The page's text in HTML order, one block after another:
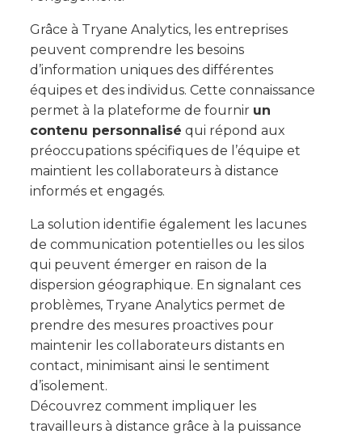
Grâce à Tryane Analytics, les entreprises
peuvent comprendre les besoins
d’information uniques des différentes
équipes et des individus. Cette connaissance
permet à la plateforme de fournir un
contenu personnalisé qui répond aux
préoccupations spécifiques de l’équipe et
maintient les collaborateurs à distance
informés et engagés.
La solution identifie également les lacunes
de communication potentielles ou les silos
qui peuvent émerger en raison de la
dispersion géographique. En signalant ces
problèmes, Tryane Analytics permet de
prendre des mesures proactives pour
maintenir les collaborateurs distants en
contact, minimisant ainsi le sentiment
d’isolement.
Découvrez comment impliquer les
travailleurs à distance grâce à la puissance